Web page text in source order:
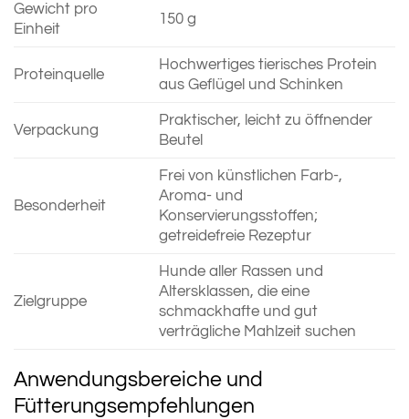
Gewicht pro
Einheit
150 g
Proteinquelle
Hochwertiges tierisches Protein
aus Geflügel und Schinken
Verpackung
Praktischer, leicht zu öffnender
Beutel
Besonderheit
Frei von künstlichen Farb-,
Aroma- und
Konservierungsstoffen;
getreidefreie Rezeptur
Zielgruppe
Hunde aller Rassen und
Altersklassen, die eine
schmackhafte und gut
verträgliche Mahlzeit suchen
Anwendungsbereiche und
Fütterungsempfehlungen